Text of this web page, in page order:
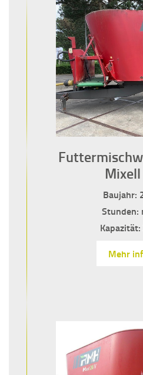
Baujahr:
Stunden:
Kapazität:
Mehr